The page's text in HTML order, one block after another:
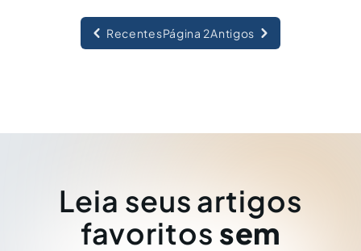
RecentesPágina 2Antigos
Leia seus artigos
favoritos sem